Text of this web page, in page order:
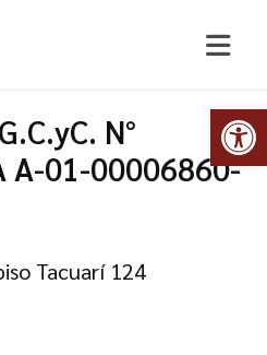
N°
A-01-00006860-
Tacuarí 124